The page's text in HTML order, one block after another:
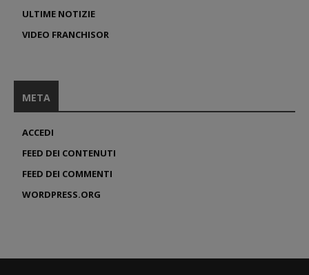
ULTIME NOTIZIE
VIDEO FRANCHISOR
META
ACCEDI
FEED DEI CONTENUTI
FEED DEI COMMENTI
WORDPRESS.ORG